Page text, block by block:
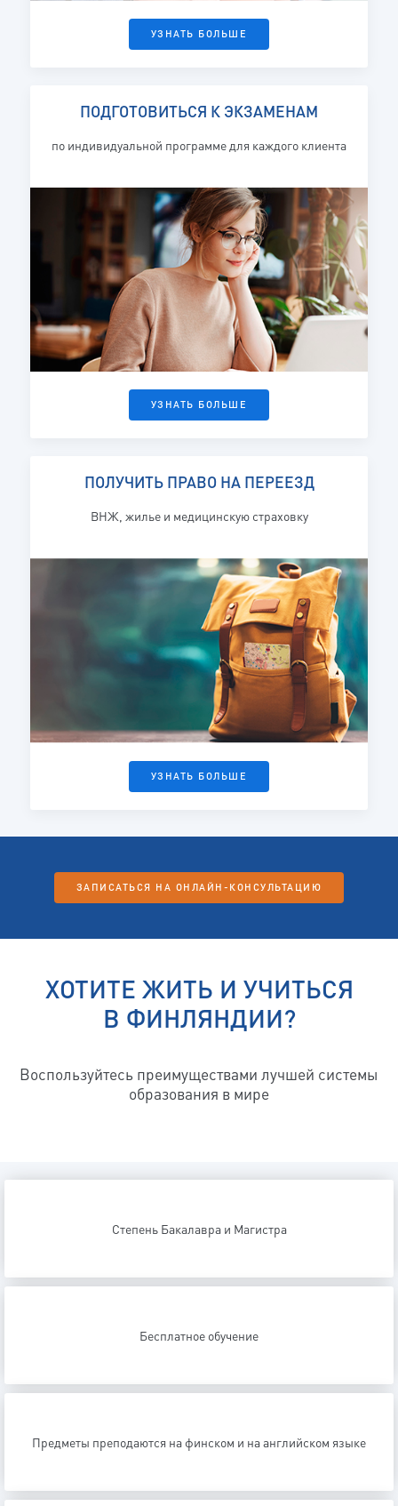
УЗНАТЬ БОЛЬШЕ
ПОДГОТОВИТЬСЯ К ЭКЗАМЕНАМ
по индивидуальной программе для каждого клиента
УЗНАТЬ БОЛЬШЕ
ПОЛУЧИТЬ ПРАВО НА ПЕРЕЕЗД
ВНЖ, жилье и медицинскую страховку
УЗНАТЬ БОЛЬШЕ
ЗАПИСАТЬСЯ НА ОНЛАЙН-КОНСУЛЬТАЦИЮ
ХОТИТЕ ЖИТЬ И УЧИТЬСЯ
В ФИНЛЯНДИИ?
Воспользуйтесь преимуществами лучшей системы
образования в мире
Степень Бакалавра и Магистра
Бесплатное обучение
Предметы преподаются на финском и на английском языке